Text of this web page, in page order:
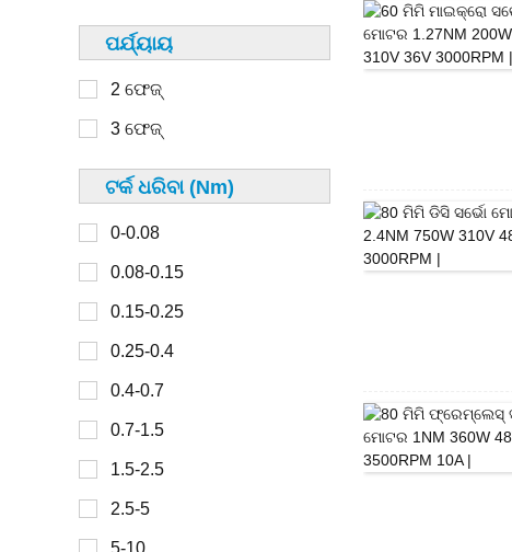
ପର୍ଯ୍ୟାୟ
2 ଫେଜ୍
3 ଫେଜ୍
ଟର୍କ ଧରିବା (Nm)
0-0.08
0.08-0.15
0.15-0.25
0.25-0.4
0.4-0.7
0.7-1.5
1.5-2.5
2.5-5
5-10
39 ମିମି
40 ମିମି
48 ମିମି
49 ମିମି
50 ମିମି
57 ମିମି
60 ମିମି
67 ମିମି
70 ମିମି
80 ମିମି
86 ମିମି
90 ମିମି
250-300
300-450
0-30
30-100
100-150
150-200
200-300